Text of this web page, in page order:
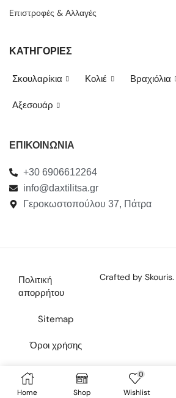
Home Shop
0
Wishlist
Eπιστροφές & Αλλαγές
ΚΑΤΗΓΟΡΙΕΣ
Σκουλαρίκια Κολιέ Βραχιόλια
Αξεσουάρ
ΕΠΙΚΟΙΝΩΝΙΑ
+30 6906612264
info@daxtilitsa.gr
Γεροκωστοπούλου 37, Πάτρα
Πολιτική
απορρήτου
Sitemap
Όροι χρήσης
Επικοινωνία
Crafted by Skouris.